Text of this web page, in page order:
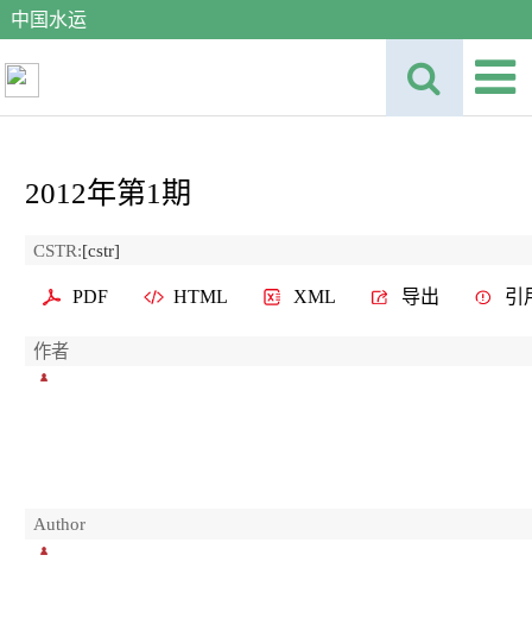
中国水运
2012年第1期
CSTR:[cstr]
PDF HTML XML 导出 引
作者
Author